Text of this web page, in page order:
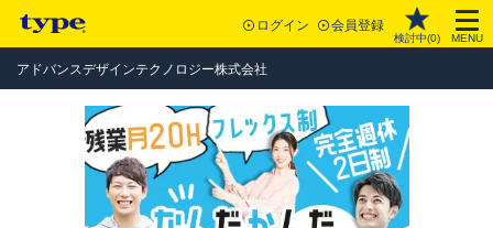
ログイン 会員登録
検討中(0) MENU
アドバンスデザインテクノロジー株式会社